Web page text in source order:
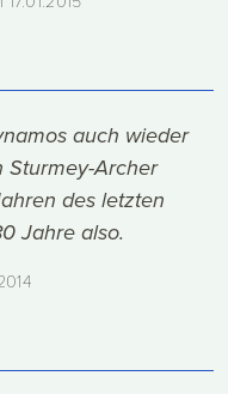
auch wieder
Archer
des letzten
Jahre also.